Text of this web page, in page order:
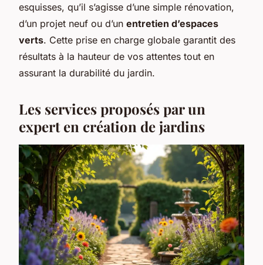
esquisses, qu’il s’agisse d’une simple rénovation,
d’un projet neuf ou d’un entretien d’espaces
verts. Cette prise en charge globale garantit des
résultats à la hauteur de vos attentes tout en
assurant la durabilité du jardin.
Les services proposés par un
expert en création de jardins